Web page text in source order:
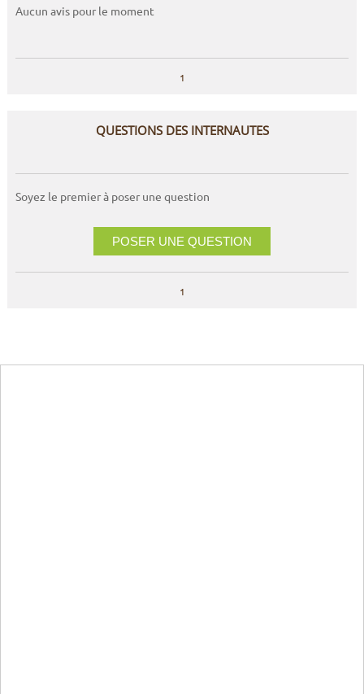
Aucun avis pour le moment
1
QUESTIONS DES INTERNAUTES
Soyez le premier à poser une question
POSER UNE QUESTION
1